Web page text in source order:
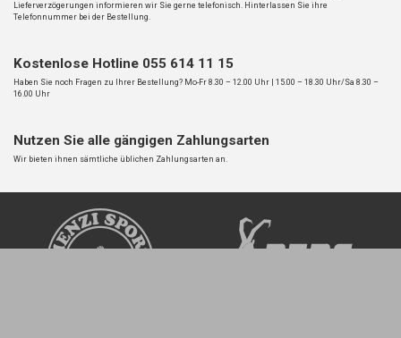
Lieferverzögerungen informieren wir Sie gerne telefonisch. Hinterlassen Sie ihre
Telefonnummer bei der Bestellung.
Kostenlose Hotline 055 614 11 15
Haben Sie noch Fragen zu Ihrer Bestellung? Mo-Fr 8.30 – 12.00 Uhr | 15.00 – 18.30 Uhr/Sa 8.30 –
16.00 Uhr
Nutzen Sie alle gängigen Zahlungsarten
Wir bieten ihnen sämtliche üblichen Zahlungsarten an.